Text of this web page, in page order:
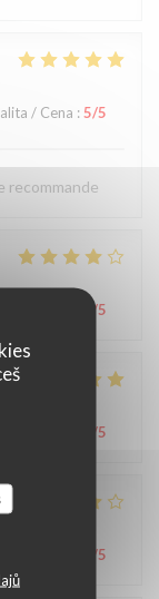
/ Cena :5/5
recommande
/5
/5
/5